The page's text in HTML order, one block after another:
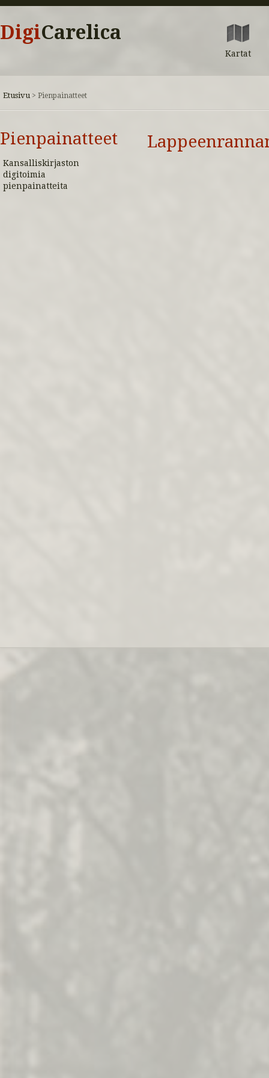
DigiCarelica
Kartat
Etusivu > Pienpainatteet
Pienpainatteet
Kansalliskirjaston
digitoimia
pienpainatteita